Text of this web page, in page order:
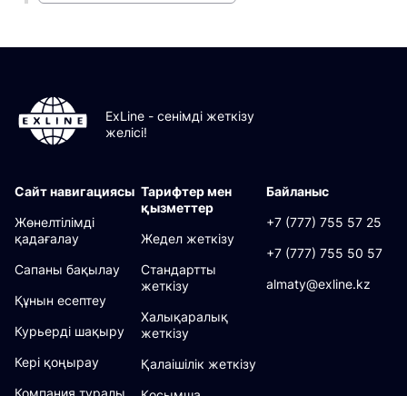
ExLine - сенімді жеткізу
желісі!
Сайт навигациясы
Жөнелтілімді
қадағалау
Сапаны бақылау
Құнын есептеу
Курьерді шақыру
Кері қоңырау
Компания туралы
Тарифтер мен
қызметтер
Жедел жеткізу
Стандартты
жеткізу
Халықаралық
жеткізу
Қалаішілік жеткізу
Байланыс
+7 (777) 755 57 25
+7 (777) 755 50 57
almaty@exline.kz